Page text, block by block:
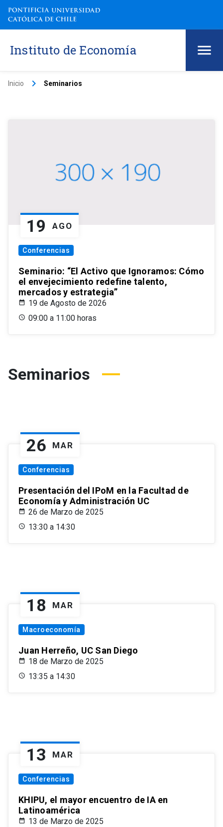
Instituto de Economía
Inicio keyboard_arrow_right Seminarios
19 AGO
Conferencias
Seminario: “El Activo que Ignoramos: Cómo
el envejecimiento redefine talento,
mercados y estrategia”
19 de Agosto de 2026
09:00 a 11:00 horas
Seminarios
26 MAR
Conferencias
Presentación del IPoM en la Facultad de
Economía y Administración UC
26 de Marzo de 2025
13:30 a 14:30
18 MAR
Macroeconomía
Juan Herreño, UC San Diego
18 de Marzo de 2025
13:35 a 14:30
13 MAR
Conferencias
KHIPU, el mayor encuentro de IA en
Latinoamérica
13 de Marzo de 2025